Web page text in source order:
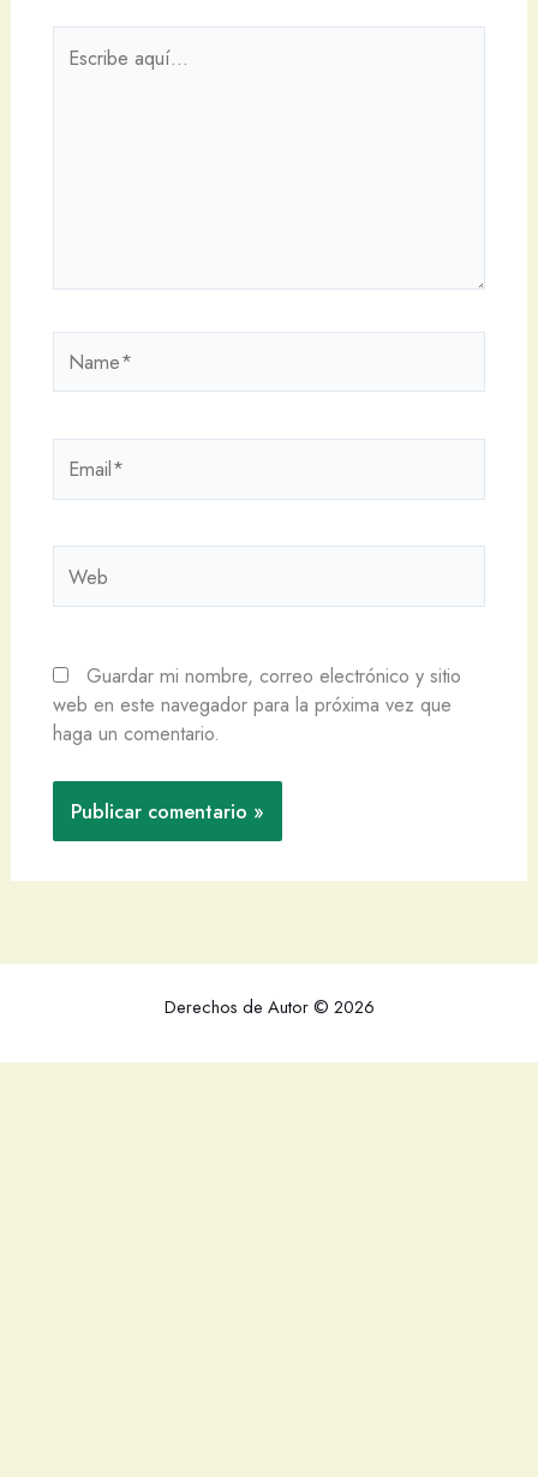
aquí...
Guardar mi nombre, correo electrónico y sitio
web en este navegador para la próxima vez que
haga un comentario.
Derechos de Autor © 2026